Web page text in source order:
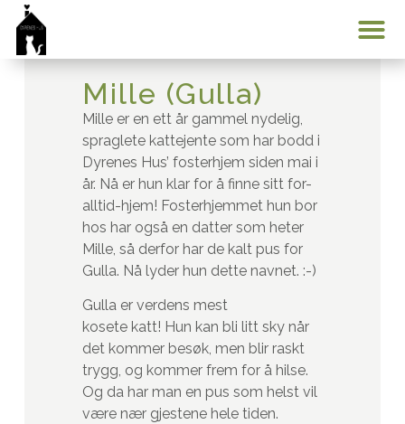
Mille (Gulla)
Mille er en ett år gammel nydelig,
spraglete kattejente som har bodd i
Dyrenes Hus’ fosterhjem siden mai i
år. Nå er hun klar for å finne sitt for-
alltid-hjem! Fosterhjemmet hun bor
hos har også en datter som heter
Mille, så derfor har de kalt pus for
Gulla. Nå lyder hun dette navnet. :-)
Gulla er verdens mest
kosete katt! Hun kan bli litt sky når
det kommer besøk, men blir raskt
trygg, og kommer frem for å hilse.
Og da har man en pus som helst vil
være nær gjestene hele tiden.